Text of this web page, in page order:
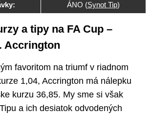
ÁNO (Synot Tip)
a tipy na FA Cup –
Accrington
favoritom na triumf v riadnom
1,04, Accrington má nálepku
kurzu 36,85. My sme si však
a ich desiatok odvodených